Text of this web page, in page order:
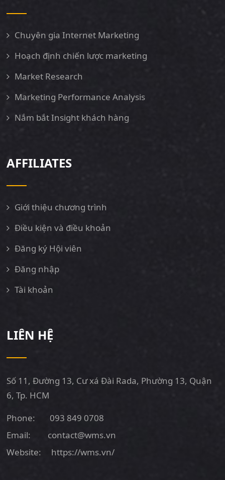
Chuyên gia Internet Marketing
Hoạch định chiến lược marketing
Market Research
Marketing Performance Analysis
Nắm bắt Insight khách hàng
AFFILIATES
Giới thiệu chương trình
Điều kiện và điều khoản
Đăng ký Hội viên
Đăng nhập
Tài khoản
LIÊN HỆ
Số 11, Đường 13, Cư xá Đài Rada, Phường 13, Quận
6, Tp. HCM
Phone:
093 849 0708
Email:
contact@wms.vn
Website:
https://wms.vn/